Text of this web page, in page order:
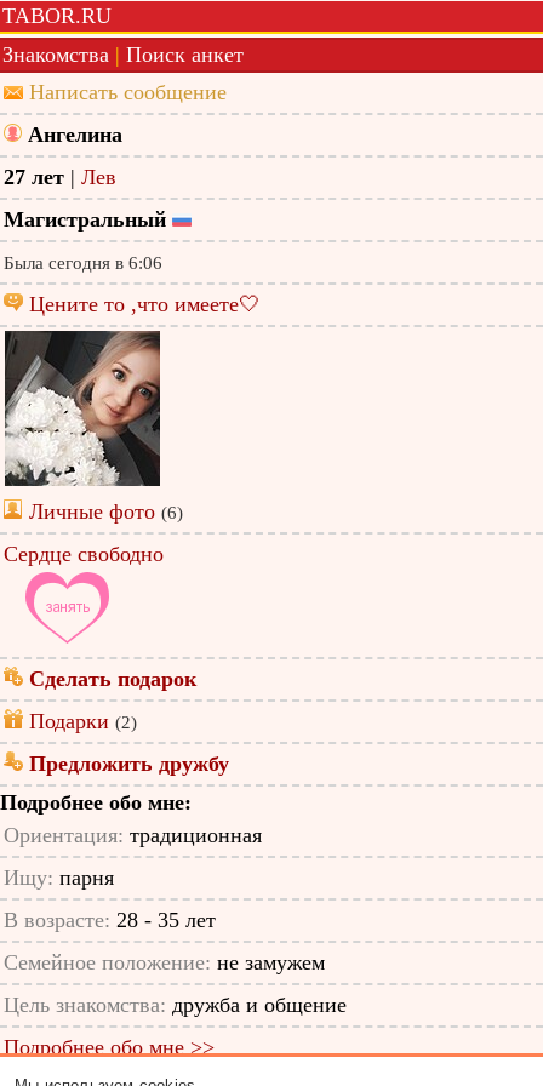
TABOR.RU
Знакомства | Поиск анкет
Написать сообщение
Ангелина
27 лет | Лев
Магистральный
Была сегодня в 6:06
Цените то ,что имеете🤍
Личные фото (6)
Сердце свободно
Сделать подарок
Подарки (2)
Предложить дружбу
Подробнее обо мне:
Ориентация: традиционная
Ищу: парня
В возрасте: 28 - 35 лет
Семейное положение: не замужем
Цель знакомства: дружба и общение
Подробнее обо мне >>